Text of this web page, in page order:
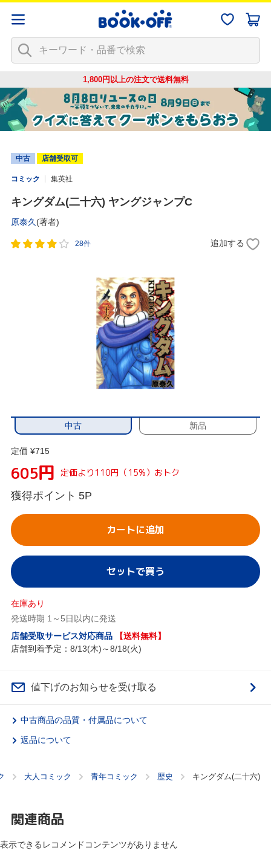
1,800円以上の注文で送料無料
中古 店舗受取可
コミック 集英社
キングダム(二十六) ヤングジャンプC
原泰久 (著者)
28件 追加する
中古 新品
定価 ¥715
605円 定価より110円（15%）おトク
獲得ポイント 5P
カートに追加
セットで買う
在庫あり
発送時期 1～5日以内に発送
店舗受取サービス対応商品
【送料無料】
店舗到着予定：8/13(木)～8/18(火)
値下げのお知らせを受け取る
中古商品の品質・付属品について
返品について
大人コミック 青年コミック 歴史 キングダム(二十六)
関連商品
表示できるレコメンドコンテンツがありません